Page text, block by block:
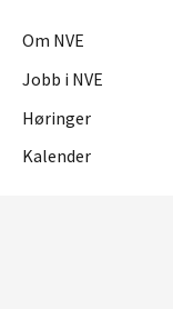
Om NVE
Jobb i NVE
Høringer
Kalender